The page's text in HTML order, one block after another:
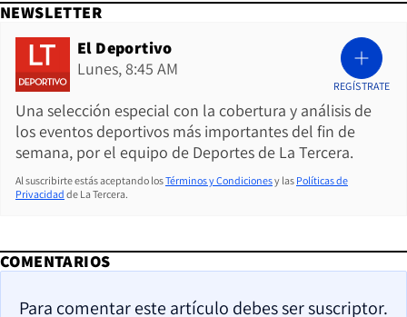
NEWSLETTER
El Deportivo
Lunes, 8:45 AM
Una selección especial con la cobertura y análisis de
los eventos deportivos más importantes del fin de
semana, por el equipo de Deportes de La Tercera.
REGÍSTRATE
Al suscribirte estás aceptando losTérminos y Condicionesy las Políticas de
Privacidad de La Tercera.
COMENTARIOS
Para comentar este artículo debes ser suscriptor.